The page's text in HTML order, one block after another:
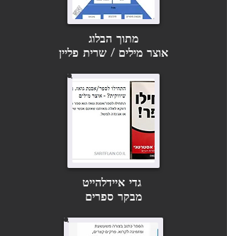
מתוך הבלוג
אוצר מילים / שרית פליין
גדי איידלהייט
מבקר ספרים